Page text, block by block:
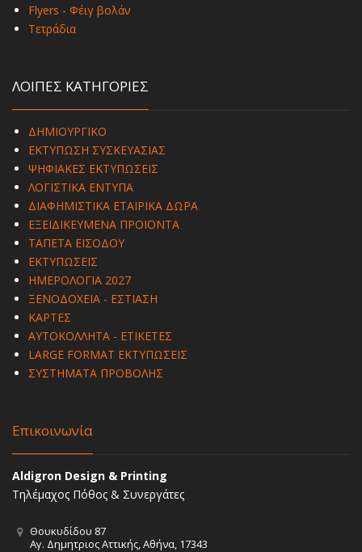
Flyers - Φέιγ βολάν
Τετράδια
ΛΟΙΠΕΣ ΚΑΤΗΓΟΡΙΕΣ
ΔΗΜΙΟΥΡΓΙΚΟ
ΕΚΤΥΠΩΣΗ ΣΥΣΚΕΥΑΣΙΑΣ
ΨΗΦΙΑΚΕΣ ΕΚΤΥΠΩΣΕΙΣ
ΛΟΓΙΣΤΙΚΑ ΕΝΤΥΠΑ
ΔΙΑΦΗΜΙΣΤΙΚΑ ΕΤΑΙΡΙΚΑ ΔΩΡΑ
ΕΞΕΙΔΙΚΕΥΜΕΝΑ ΠΡΟΪΟΝΤΑ
ΤΑΠΕΤΑ ΕΙΣΟΔΟΥ
ΕΚΤΥΠΩΣΕΙΣ
ΗΜΕΡΟΛΟΓΙΑ 2027
ΞΕΝΟΔΟΧΕΙΑ - ΕΣΤΙΑΣΗ
ΚΑΡΤΕΣ
ΑΥΤΟΚΟΛΛΗΤΑ - ΕΤΙΚΕΤΕΣ
LARGE FORMAT ΕΚΤΥΠΩΣΕΙΣ
ΣΥΣΤΗΜΑΤΑ ΠΡΟΒΟΛΗΣ
Επικοινωνία
Aldigron Design & Printing
Τηλέμαχος Πόθος & Συνεργάτες
Θουκυδίδου 87
Αγ. Δημητριος Αττικής, Αθήνα, 17343